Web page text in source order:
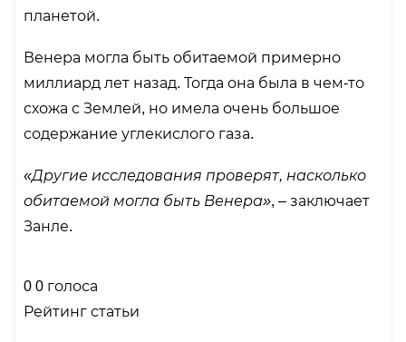
планетой.
Венера могла быть обитаемой примерно
миллиард лет назад. Тогда она была в чем-то
схожа с Землей, но имела очень большое
содержание углекислого газа.
«Другие исследования проверят, насколько
обитаемой могла быть Венера», – заключает
Занле.
0 0 голоса
Рейтинг статьи